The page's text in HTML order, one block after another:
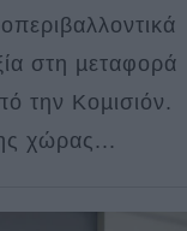
στη µεταφορά
την Κοµισιόν.
χώρας...